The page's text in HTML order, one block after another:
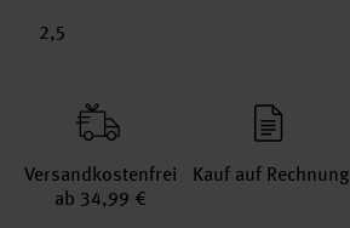
Versand­kosten­frei
ab 34,99 €
Kauf auf Rechnung